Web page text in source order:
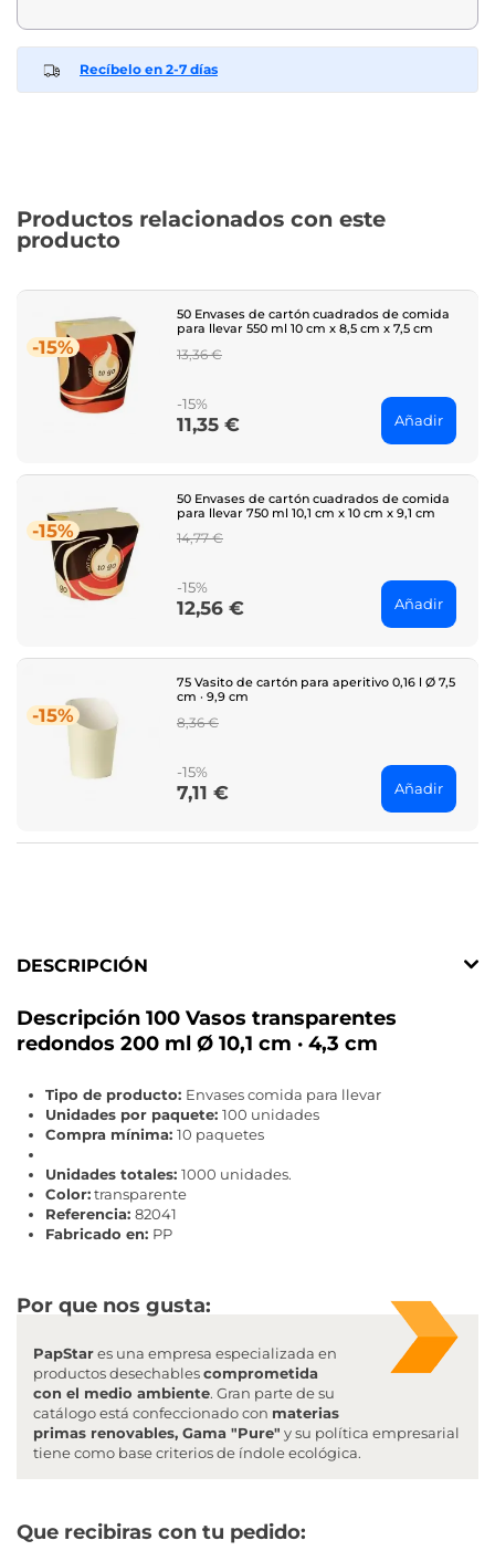
Recíbelo en 2-7 días
Productos relacionados con este
producto
-15%
50 Envases de cartón cuadrados de comida
para llevar 550 ml 10 cm x 8,5 cm x 7,5 cm
Regular
13,36 €
-15%
Price
11,35 € Añadir
-15%
50 Envases de cartón cuadrados de comida
para llevar 750 ml 10,1 cm x 10 cm x 9,1 cm
Regular
14,77 €
-15%
Price
12,56 € Añadir
-15%
75 Vasito de cartón para aperitivo 0,16 l Ø 7,5
cm · 9,9 cm
Regular
8,36 €
-15%
Price
7,11 € Añadir
DESCRIPCIÓN
Descripción 100 Vasos transparentes
redondos 200 ml Ø 10,1 cm · 4,3 cm
Tipo de producto: Envases comida para llevar
Unidades por paquete: 100 unidades
Compra mínima: 10 paquetes
Unidades totales: 1000 unidades.
Color:transparente
Referencia: 82041
Fabricado en: PP
Por que nos gusta:
PapStares una empresa especializada en
productos desechablescomprometida
con el medio ambiente. Gran parte de su
catálogo está confeccionado con materias
primas renovables, Gama "Pure" y su política empresarial
tiene como base criterios de índole ecológica.
Que recibiras con tu pedido: